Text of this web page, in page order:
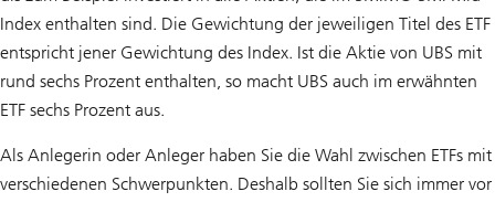
Index enthalten sind. Die Gewichtung der jeweiligen Titel des ETF
entspricht jener Gewichtung des Index. Ist die Aktie von UBS mit
rund sechs Prozent enthalten, so macht UBS auch im erwähnten
ETF sechs Prozent aus.
Als Anlegerin oder Anleger haben Sie die Wahl zwischen ETFs mit
verschiedenen Schwerpunkten. Deshalb sollten Sie sich immer vor